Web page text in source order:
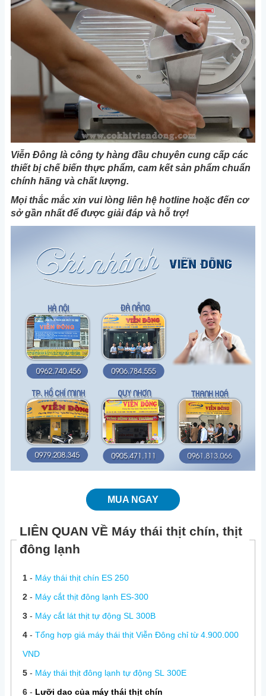
Viễn Đông là công ty hàng đầu chuyên cung cấp các
thiết bị chế biến thực phẩm, cam kết sản phẩm chuẩn
chính hãng và chất lượng.
Mọi thắc mắc xin vui lòng liên hệ hotline hoặc đến cơ
sở gần nhất để được giải đáp và hỗ trợ!
MUA NGAY
LIÊN QUAN VỀ Máy thái thịt chín, thịt
đông lạnh
1- Máy thái thịt chín ES 250
2- Máy cắt thịt đông lạnh ES-300
3- Máy cắt lát thịt tự động SL 300B
4- Tổng hợp giá máy thái thịt Viễn Đông chỉ từ 4.900.000
VND
5- Máy thái thịt đông lạnh tự động SL 300E
6- Lưỡi dao của máy thái thịt chín